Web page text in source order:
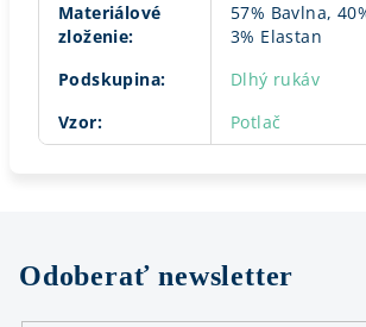
Materiálové
zloženie:
57% Bavlna,
3% Elastan
Podskupina:
Dlhý rukáv
Vzor: Potlač
Odoberať newsletter